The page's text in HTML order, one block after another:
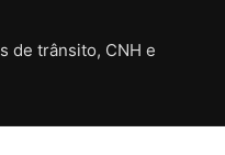
de trânsito, CNH e
O SOM